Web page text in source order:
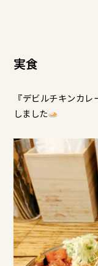
実食
『デビルチキンカ
しました